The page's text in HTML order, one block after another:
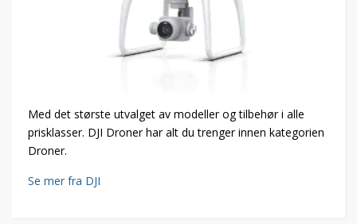
Med det største utvalget av modeller og tilbehør i alle
prisklasser. DJI Droner har alt du trenger innen kategorien
Droner.
Se mer fra DJI